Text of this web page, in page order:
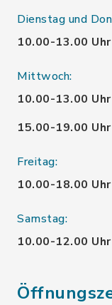
Dienstag und
10.00-13.00 Uhr
Mittwoch:
10.00-13.00 Uhr
15.00-19.00 Uhr
Freitag:
10.00-18.00 Uhr
Samstag:
10.00-12.00 Uhr